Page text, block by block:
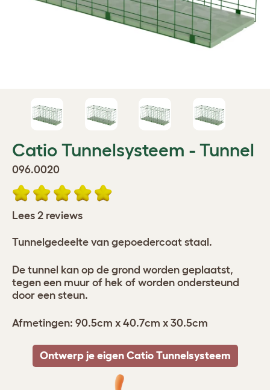
Catio Tunnelsysteem - Tunnel
096.0020
Lees 2 reviews
Tunnelgedeelte van gepoedercoat staal.
De tunnel kan op de grond worden geplaatst,
tegen een muur of hek of worden ondersteund
door een steun.
Afmetingen: 90.5cm x 40.7cm x 30.5cm
Ontwerp je eigen Catio Tunnelsysteem